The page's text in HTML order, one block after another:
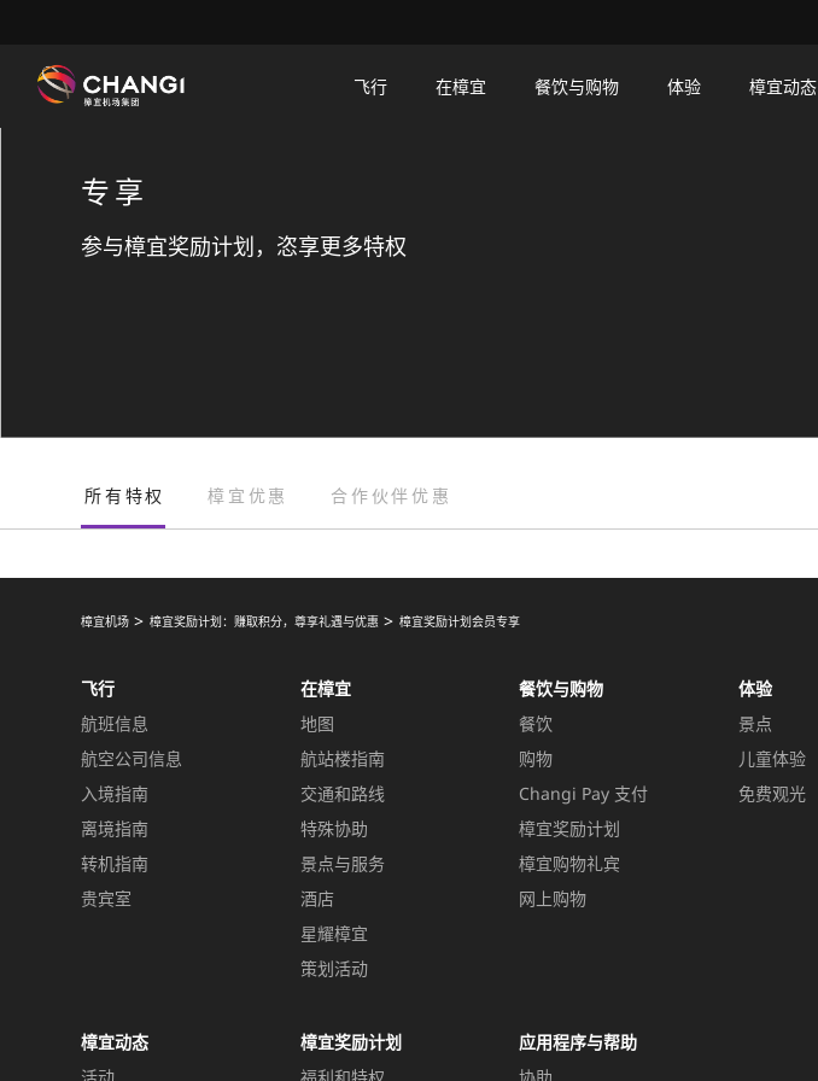
飞行 在樟宜 餐饮与购物 体验 樟宜动态
专享
参与樟宜奖励计划，恣享更多特权
所有特权 樟宜优惠 合作伙伴优惠
樟宜机场 樟宜奖励计划：赚取积分，尊享礼遇与优惠 樟宜奖励计划会员专享
飞行
航班信息
航空公司信息
入境指南
离境指南
转机指南
贵宾室
在樟宜
地图
航站楼指南
交通和路线
特殊协助
景点与服务
酒店
星耀樟宜
策划活动
餐饮与购物
餐饮
购物
Changi Pay 支付
樟宜奖励计划
樟宜购物礼宾
网上购物
体验
景点
儿童体验
免费观光
樟宜动态
樟宜奖励计划
应用程序与帮助